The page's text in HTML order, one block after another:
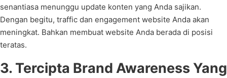
senantiasa menunggu update konten yang Anda sajikan.
Dengan begitu, traffic dan engagement website Anda akan
meningkat. Bahkan membuat website Anda berada di posisi
teratas.
3. Tercipta Brand Awareness Yang